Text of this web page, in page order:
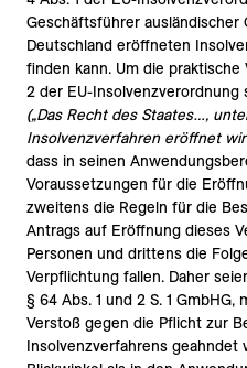
Geschäftsführer ausländischer
Deutschland eröffneten
finden kann. Um die
2 der EU-
(„Das Recht des Staates…,
Insolvenzverfahren eröffnet
dass in seinen
Voraussetzungen für die
zweitens die Regeln für die
Antrags auf Eröffnung dieses
Personen und drittens die
Verpflichtung fallen. Daher
§ 64 Abs. 1 und 2 S. 1
Verstoß gegen die Pflicht zur
Insolvenzverfahrens geahndet